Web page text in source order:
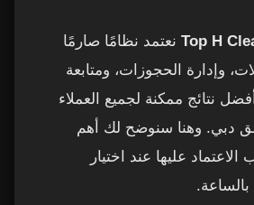
Top H نعتمد نظامًا صارمًا
وإدارة الحجوزات، ومتابعة
نتائج ممكنة لجميع العملاء
دبي. وهنا سنوضح لك أهم
الاعتماد عليها عند اختيار